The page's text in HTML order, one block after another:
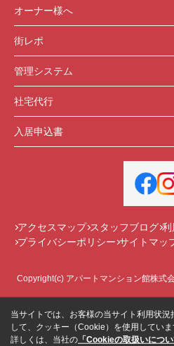
オーナー様へ
街レポ
管理システム
社宅代行
入居申込書
アクセスマップ スタッフブログ 利
プライバシーポリシー サイトマッ
Copyright(c) アパートマンション館株
当サイトでは、お客様の当サイト利用状
して、クッキー（Cookie）を使用していま
詳しくは、当社の 「Cookieの取扱いについ